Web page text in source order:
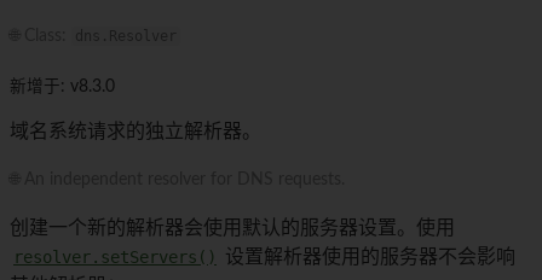
新增于: v8.3.0
域名系统请求的独立解析器。
创建一个新的解析器会使用默认的服务器设置。使用
resolver.setServers()
设置解析器使用的服务器不会影响